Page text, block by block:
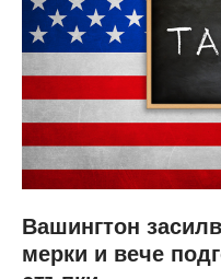
Вашингтон
мерки и вече